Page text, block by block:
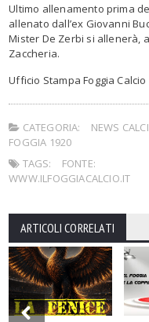
Ultimo allenamento prima
allenato dall’ex Giovanni
Mister De Zerbi si allenerà,
Zaccheria.
Ufficio Stampa Foggia Calcio
CATEGORIA:
NEWS
FOGGIA 1920
TAGS:
FONTE:
WWW.ILFOGGIACALCIO.IT
ARTICOLI CORRELATI